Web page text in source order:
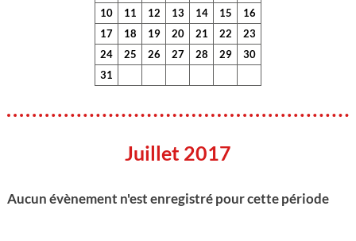
10
11 12 13 14 15
16
17
18 19 20 21 22
23
24
25 26 27 28 29
30
31
Juillet 2017
Aucun évènement n'est enregistré pour cette période